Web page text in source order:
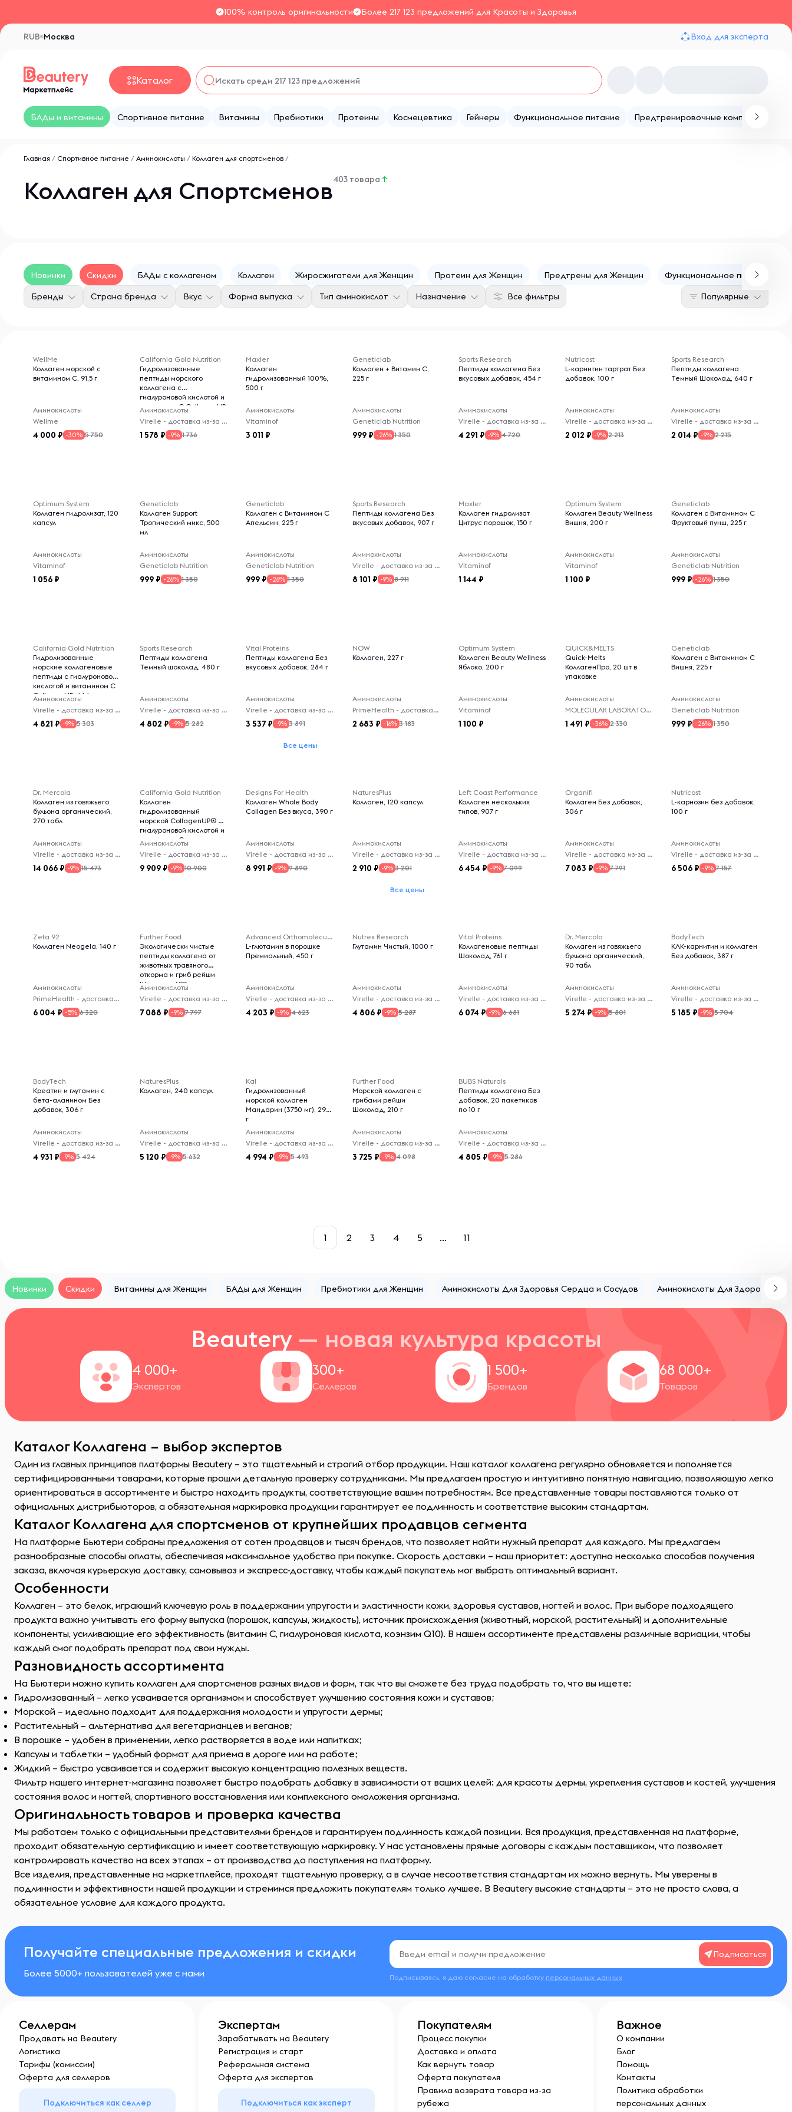
100% контроль оригинальности Более 217 123 предложений для Красоты и Здоровья
Москва
RUB Вход для эксперта
Каталог
БАДы и витамины Спортивное питание Витамины Пребиотики Протеины Космецевтика Гейнеры Функциональное питание Предтренировочные комплексы
Главная / Спортивное питание / Аминокислоты / Коллаген для спортсменов /
Коллаген для Спортсменов403 товара ↑
Новинки Скидки БАДы с коллагеном Коллаген Жиросжигатели для Женщин Протеин для Женщин Предтрены для Женщин
Функциональное питание
Все фильтры
Бренды Страна бренда Вкус Форма выпуска Тип аминокислот Назначение Популярные
WellMe
Коллаген морской с
витамином С, 91,5 г
Аминокислоты
Wellme
4 000 -30% 5 750
California Gold Nutrition
Гидролизованные
пептиды морского
коллагена с
гиалуроновой кислотой и
витамином C CollagenUP
Аминокислоты
Virelle - доставка из-за рубежа
1 578 -9% 1 736
Maxler
Коллаген
гидролизованный 100%,
500 г
Аминокислоты
Vitaminof
3 011
Geneticlab
Коллаген + Витамин С,
225 г
Аминокислоты
Geneticlab Nutrition
999 -26% 1 350
Sports Research
Пептиды коллагена Без
вкусовых добавок, 454 г
Аминокислоты
Virelle - доставка из-за рубежа
4 291 -9% 4 720
Nutricost
L-карнитин тартрат Без
добавок, 100 г
Аминокислоты
Virelle - доставка из-за рубежа
2 012 -9% 2 213
Sports Research
Пептиды коллагена
Темный Шоколад, 640 г
Аминокислоты
Virelle - доставка из-за рубежа
2 014 -9% 2 215
Optimum System
Коллаген гидролизат, 120
капсул
Аминокислоты
Vitaminof
1 056
Geneticlab
Коллаген Support
Тропический микс, 500
мл
Аминокислоты
Geneticlab Nutrition
999 -26% 1 350
Geneticlab
Коллаген с Витамином С
Апельсин, 225 г
Аминокислоты
Geneticlab Nutrition
999 -26% 1 350
Sports Research
Пептиды коллагена Без
вкусовых добавок, 907 г
Аминокислоты
Virelle - доставка из-за рубежа
8 101 -9% 8 911
Maxler
Коллаген гидролизат
Цитрус порошок, 150 г
Аминокислоты
Vitaminof
1 144
Optimum System
Коллаген Beauty Wellness
Вишня, 200 г
Аминокислоты
Vitaminof
1 100
Geneticlab
Коллаген с Витамином С
Фруктовый пунш, 225 г
Аминокислоты
Geneticlab Nutrition
999 -26% 1 350
California Gold Nutrition
Гидролизованные
морские коллагеновые
пептиды с гиалуроновой
кислотой и витамином C
CollagenUP, 464 г
Аминокислоты
Virelle - доставка из-за рубежа
4 821 -9% 5 303
Sports Research
Пептиды коллагена
Темный шоколад, 480 г
Аминокислоты
Virelle - доставка из-за рубежа
4 802 -9% 5 282
Vital Proteins
Пептиды коллагена Без
вкусовых добавок, 284 г
Аминокислоты
Virelle - доставка из-за рубежа
3 537 -9% 3 891
Все цены
NOW
Коллаген, 227 г
Аминокислоты
PrimeHealth - доставка из-за рубежа
2 683 -16% 3 183
Optimum System
Коллаген Beauty Wellness
Яблоко, 200 г
Аминокислоты
Vitaminof
1 100
QUICK&MELTS
Quick-Melts
КоллагенПро, 20 шт в
упаковке
Аминокислоты
MOLECULAR LABORATORIES
1 491 -36% 2 330
Geneticlab
Коллаген с Витамином С
Вишня, 225 г
Аминокислоты
Geneticlab Nutrition
999 -26% 1 350
Dr. Mercola
Коллаген из говяжьего
бульона органический,
270 табл
Аминокислоты
Virelle - доставка из-за рубежа
14 066 -9% 15 473
California Gold Nutrition
Коллаген
гидролизованный
морской CollagenUP® с
гиалуроновой кислотой и
витамином C,
Аминокислоты
Virelle - доставка из-за рубежа
9 909 -9% 10 900
Designs For Health
Коллаген Whole Body
Collagen Без вкуса, 390 г
Аминокислоты
Virelle - доставка из-за рубежа
8 991 -9% 9 890
NaturesPlus
Коллаген, 120 капсул
Аминокислоты
Virelle - доставка из-за рубежа
2 910 -9% 3 201
Все цены
Left Coast Performance
Коллаген нескольких
типов, 907 г
Аминокислоты
Virelle - доставка из-за рубежа
6 454 -9% 7 099
Organifi
Коллаген Без добавок,
306 г
Аминокислоты
Virelle - доставка из-за рубежа
7 083 -9% 7 791
Nutricost
L-карнозин без добавок,
100 г
Аминокислоты
Virelle - доставка из-за рубежа
6 506 -9% 7 157
Zeta 92
Коллаген Neogela, 140 г
Аминокислоты
PrimeHealth - доставка из-за рубежа
6 004 -5% 6 320
Further Food
Экологически чистые
пептиды коллагена от
животных травяного
откорма и гриб рейши
Шоколад, 690 г
Аминокислоты
Virelle - доставка из-за рубежа
7 088 -9% 7 797
Advanced Orthomolecular Research AOR
L-глютамин в порошке
Премиальный, 450 г
Аминокислоты
Virelle - доставка из-за рубежа
4 203 -9% 4 623
Nutrex Research
Глутамин Чистый, 1000 г
Аминокислоты
Virelle - доставка из-за рубежа
4 806 -9% 5 287
Vital Proteins
Коллагеновые пептиды
Шоколад, 761 г
Аминокислоты
Virelle - доставка из-за рубежа
6 074 -9% 6 681
Dr. Mercola
Коллаген из говяжьего
бульона органический,
90 табл
Аминокислоты
Virelle - доставка из-за рубежа
5 274 -9% 5 801
BodyTech
КЛК-карнитин и коллаген
Без добавок, 387 г
Аминокислоты
Virelle - доставка из-за рубежа
5 185 -9% 5 704
BodyTech
Креатин и глутамин с
бета-аланином Без
добавок, 306 г
Аминокислоты
Virelle - доставка из-за рубежа
4 931 -9% 5 424
NaturesPlus
Коллаген, 240 капсул
Аминокислоты
Virelle - доставка из-за рубежа
5 120 -9% 5 632
Kal
Гидролизованный
морской коллаген
Мандарин (3750 мг), 298
г
Аминокислоты
Virelle - доставка из-за рубежа
4 994 -9% 5 493
Further Food
Морской коллаген с
грибами рейши
Шоколад, 210 г
Аминокислоты
Virelle - доставка из-за рубежа
3 725 -9% 4 098
BUBS Naturals
Пептиды коллагена Без
добавок, 20 пакетиков
по 10 г
Аминокислоты
Virelle - доставка из-за рубежа
4 805 -9% 5 286
1 2 3 4 5 ... 11
Новинки Скидки Витамины для Женщин БАДы для Женщин Пребиотики для Женщин Аминокислоты Для Здоровья Сердца и Сосудов Аминокислоты Для Здоровья
Beautery — новая культура красоты
4 000+
Экспертов
300+
Селлеров
1 500+
Брендов
68 000+
Товаров
Каталог Коллагена – выбор экспертов
Один из главных принципов платформы Beautery – это тщательный и строгий отбор продукции. Наш каталог коллагена регулярно обновляется и пополняется
сертифицированными товарами, которые прошли детальную проверку сотрудниками. Мы предлагаем простую и интуитивно понятную навигацию, позволяющую легко
ориентироваться в ассортименте и быстро находить продукты, соответствующие вашим потребностям. Все представленные товары поставляются только от
официальных дистрибьюторов, а обязательная маркировка продукции гарантирует ее подлинность и соответствие высоким стандартам.
Каталог Коллагена для спортсменов от крупнейших продавцов сегмента
На платформе Бьютери собраны предложения от сотен продавцов и тысяч брендов, что позволяет найти нужный препарат для каждого. Мы предлагаем
разнообразные способы оплаты, обеспечивая максимальное удобство при покупке. Скорость доставки – наш приоритет: доступно несколько способов получения
заказа, включая курьерскую доставку, самовывоз и экспресс-доставку, чтобы каждый покупатель мог выбрать оптимальный вариант.
Особенности
Коллаген – это белок, играющий ключевую роль в поддержании упругости и эластичности кожи, здоровья суставов, ногтей и волос. При выборе подходящего
продукта важно учитывать его форму выпуска (порошок, капсулы, жидкость), источник происхождения (животный, морской, растительный) и дополнительные
компоненты, усиливающие его эффективность (витамин C, гиалуроновая кислота, коэнзим Q10). В нашем ассортименте представлены различные вариации, чтобы
каждый смог подобрать препарат под свои нужды.
Разновидность ассортимента
На Бьютери можно купить коллаген для спортсменов разных видов и форм, так что вы сможете без труда подобрать то, что вы ищете:
Гидролизованный – легко усваивается организмом и способствует улучшению состояния кожи и суставов;
Морской – идеально подходит для поддержания молодости и упругости дермы;
Растительный – альтернатива для вегетарианцев и веганов;
В порошке – удобен в применении, легко растворяется в воде или напитках;
Капсулы и таблетки – удобный формат для приема в дороге или на работе;
Жидкий – быстро усваивается и содержит высокую концентрацию полезных веществ.
Фильтр нашего интернет-магазина позволяет быстро подобрать добавку в зависимости от ваших целей: для красоты дермы, укрепления суставов и костей, улучшения
состояния волос и ногтей, спортивного восстановления или комплексного омоложения организма.
Оригинальность товаров и проверка качества
Мы работаем только с официальными представителями брендов и гарантируем подлинность каждой позиции. Вся продукция, представленная на платформе,
проходит обязательную сертификацию и имеет соответствующую маркировку. У нас установлены прямые договоры с каждым поставщиком, что позволяет
контролировать качество на всех этапах – от производства до поступления на платформу.
Все изделия, представленные на маркетплейсе, проходят тщательную проверку, а в случае несоответствия стандартам их можно вернуть. Мы уверены в
подлинности и эффективности нашей продукции и стремимся предложить покупателям только лучшее. В Beautery высокие стандарты – это не просто слова, а
обязательное условие для каждого продукта.
Получайте специальные предложения и скидки
Более 5000+ пользователей уже с нами
Подписаться
Подписываясь, я даю согласие на обработку персональных данных
Селлерам
Продавать на Beautery
Логистика
Тарифы (комиссии)
Оферта для селлеров
Подключиться как селлер
Экспертам
Зарабатывать на Beautery
Регистрация и старт
Реферальная система
Оферта для экспертов
Подключиться как эксперт
Покупателям
Процесс покупки
Доставка и оплата
Как вернуть товар
Оферта покупателя
Правила возврата товара из-за
рубежа
Важное
О компании
Блог
Помощь
Контакты
Политика обработки
персональных данных